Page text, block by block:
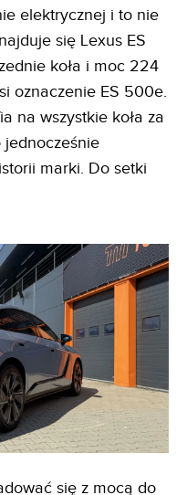
elektrycznej i to nie
się Lexus ES
koła i moc 224
oznaczenie ES 500e.
na wszystkie koła za
jednocześnie
marki. Do setki
się z mocą do